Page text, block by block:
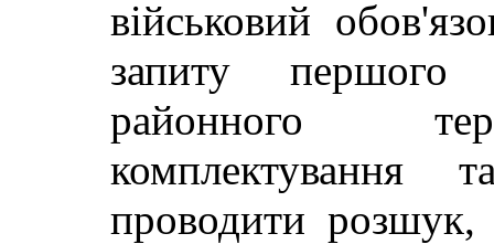
військовий
запиту першого
районного
комплектування
проводити розшук,